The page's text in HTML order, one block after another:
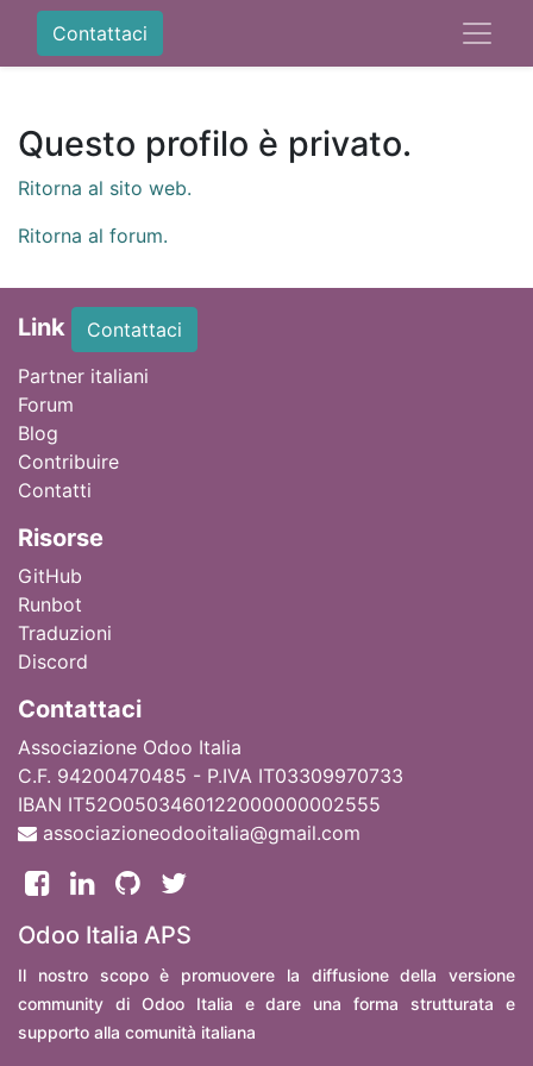
Contattaci
Questo profilo è privato.
Ritorna al sito web.
Ritorna al forum.
Link
Contattaci
Partner italiani
Forum
Blog
Contribuire
Contatti
Risorse
GitHub
Runbot
Traduzioni
Discord
Contattaci
Associazione Odoo Italia
C.F. 94200470485 - P.IVA IT03309970733
IBAN IT52O0503460122000000002555
associazioneodooitalia@gmail.com
Odoo Italia APS
Il nostro scopo è promuovere la diffusione della versione
community di Odoo Italia e dare una forma strutturata e
supporto alla comunità italiana